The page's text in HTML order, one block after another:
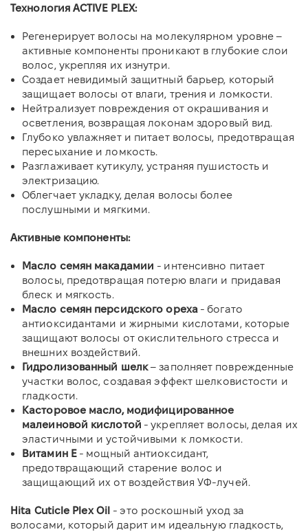
Технология ACTIVE PLEX:
Регенерирует волосы на молекулярном уровне –
активные компоненты проникают в глубокие слои
волос, укрепляя их изнутри.
Создает невидимый защитный барьер, который
защищает волосы от влаги, трения и ломкости.
Нейтрализует повреждения от окрашивания и
осветления, возвращая локонам здоровый вид.
Глубоко увлажняет и питает волосы, предотвращая
пересыхание и ломкость.
Разглаживает кутикулу, устраняя пушистость и
электризацию.
Облегчает укладку, делая волосы более
послушными и мягкими.
Активные компоненты:
Масло семян макадамии - интенсивно питает
волосы, предотвращая потерю влаги и придавая
блеск и мягкость.
Масло семян персидского ореха- богато
антиоксидантами и жирными кислотами, которые
защищают волосы от окислительного стресса и
внешних воздействий.
Гидролизованный шелк– заполняет поврежденные
участки волос, создавая эффект шелковистости и
гладкости.
Касторовое масло, модифицированное
малеиновой кислотой - укрепляет волосы, делая их
эластичными и устойчивыми к ломкости.
Витамин E- мощный антиоксидант,
предотвращающий старение волос и
защищающий их от воздействия УФ-лучей.
Hita Cuticle Plex Oil - это роскошный уход за
волосами, который дарит им идеальную гладкость,